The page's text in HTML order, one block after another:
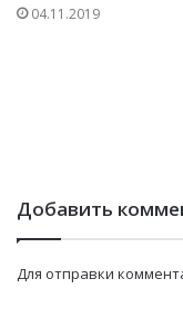
04.11.2019
Добавить
Для отправки